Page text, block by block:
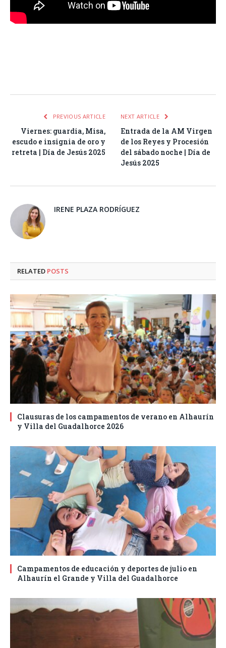
PREVIOUS ARTICLE
Viernes: guardia, Misa,
escudo e insignia de oro y
retreta | Día de Jesús 2025
NEXT ARTICLE
Entrada de la AM Virgen
de los Reyes y Procesión
del sábado noche | Día de
Jesús 2025
IRENE PLAZA RODRÍGUEZ
RELATED POSTS
Clausuras de los campamentos de verano en Alhaurín
y Villa del Guadalhorce 2026
Campamentos de educación y deportes de julio en
Alhaurín el Grande y Villa del Guadalhorce